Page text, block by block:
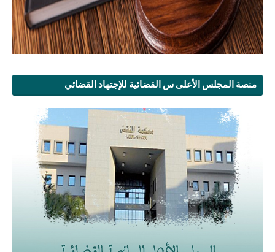
منصة المجلس الأعلى س القضائية للإجتهاد القضائي